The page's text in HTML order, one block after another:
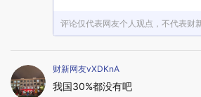
评论仅代表网友个人观点，不代表财
财新网友vXDKnA
我国30%都没有吧